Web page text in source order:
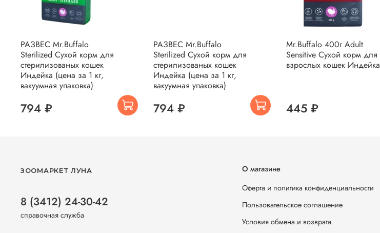
РАЗВЕС Mr.Buffalo
Sterilized Сухой корм для
стерилизованых кошек
Индейка (цена за 1 кг,
вакуумная упаковка)
794 ₽
РАЗВЕС Mr.Buffalo
Sterilized Сухой корм для
стерилизованых кошек
Индейка (цена за 1 кг,
вакуумная упаковка)
794 ₽
Mr.Buffalo 400г Adult
Sensitive Сухой корм для
взрослых кошек Индейка
445 ₽
О магазине
Оферта и политика конфиденциальности
Пользовательское соглашение
Условия обмена и возврата
ЗООМАРКЕТ ЛУНА
8 (3412) 24-30-42
справочная служба